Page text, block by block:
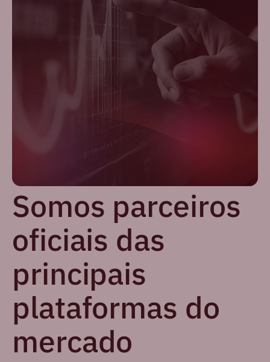
Somos parceiros
oficiais das
principais
plataformas do
mercado